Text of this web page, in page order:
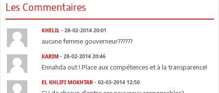
Les Commentaires
KHELIL - 28-02-2014 20:01
aucune femme gouverneur??????
KARIM - 28-02-2014 20:46
Ennahda out ! Place aux compétences et à la transparence!
EL KHLIFI MOKHTAR - 02-03-2014 12:50